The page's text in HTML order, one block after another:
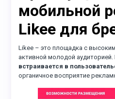
мобильной
Likee для
Likee – это площадка с
активной молодой аудиторией.
встраивается в
органичное восприятие